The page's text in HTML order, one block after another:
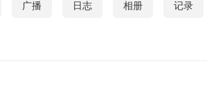
广播 日志 相册 记录